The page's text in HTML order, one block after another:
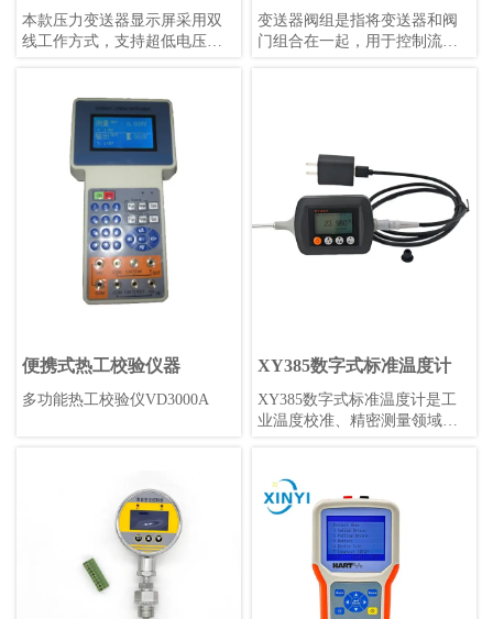
本款压力变送器显示屏采用双
线工作方式，支持超低电压运
性显示值校正。其性能优于同
类产品，温漂更低，适合
在-40℃~85℃的工业环境中使
用。具有标准赫斯曼形状，高
精度0.1%，采样率可调，是工
业应用的理想选择。
变送器阀组是指将变送器和阀
门组合在一起，用于控制流体
号。阀门则用于控制流体的流
量和压力等参数。变送器阀组
通常应用于工业自动化领域，
例如石化、电力、制药等行
便携式热工校验仪器
多功能热工校验仪VD3000A
XY385数字式标准温度计
XY385数字式标准温度计是工
业温度校准、精密测量领域的
池供电(无需更换电池)续航持
久，携带方便，读数直观，坚
固耐用。不仅可以在实验室作
为温度标准，更可以在工业现
场提供可靠、准确、高精度的
温度测量。